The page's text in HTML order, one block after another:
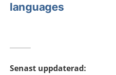
languages
Senast uppdaterad: